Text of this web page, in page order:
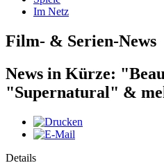
Im Netz
Film- & Serien-News
News in Kürze:
"Supernatural" &
Details